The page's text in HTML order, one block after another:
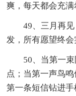
爽，每天都会充满
49、三月再见
发，所有愿望终会
50、当第一束
点；当第一声鸟
第一条短信钻进